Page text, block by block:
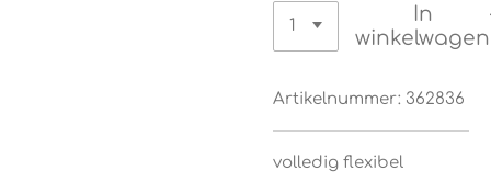
In
winkelwagen
Artikelnummer: 362836
volledig flexibel